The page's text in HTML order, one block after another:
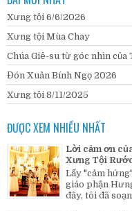
Xưng tội 6/6/2026
Xưng tội Mùa Chay
Chúa Giê-su từ góc nhìn của
Đón Xuân Bính Ngọ 2026
Xưng tội 8/11/2025
ĐƯỢC XEM NHIỀU NHẤT
Lời cảm ơn
Xưng Tội
Lấy "cảm
giáo phận
đây, tôi đã